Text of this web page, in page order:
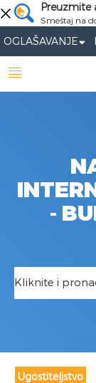
Preuzmite
Smeštaj na
OGLAŠAVANJE
-
Kliknite i
Ugostiteljstvo